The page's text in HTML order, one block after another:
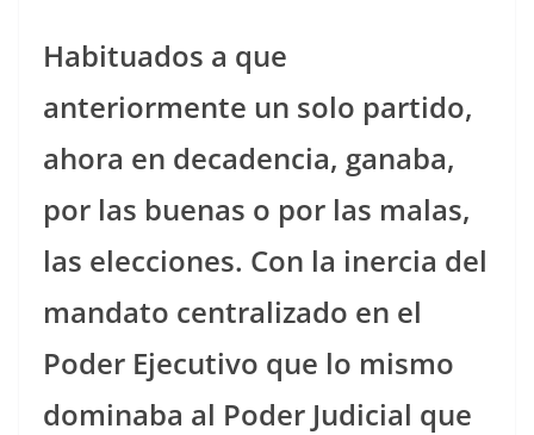
Habituados a que
anteriormente un solo partido,
ahora en decadencia, ganaba,
por las buenas o por las malas,
las elecciones. Con la inercia del
mandato centralizado en el
Poder Ejecutivo que lo mismo
dominaba al Poder Judicial que